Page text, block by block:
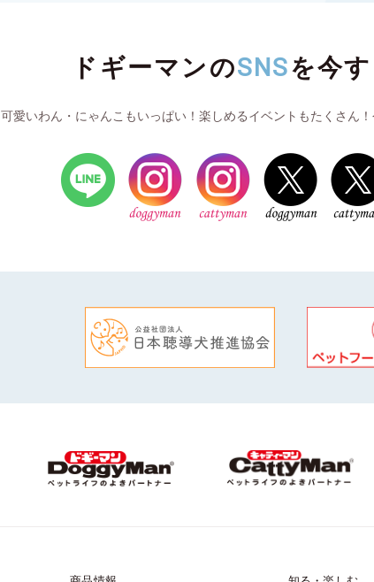
ドギーマンのSNSを今
可愛いわん・にゃんこもいっぱい！楽しめるイベントもたくさん